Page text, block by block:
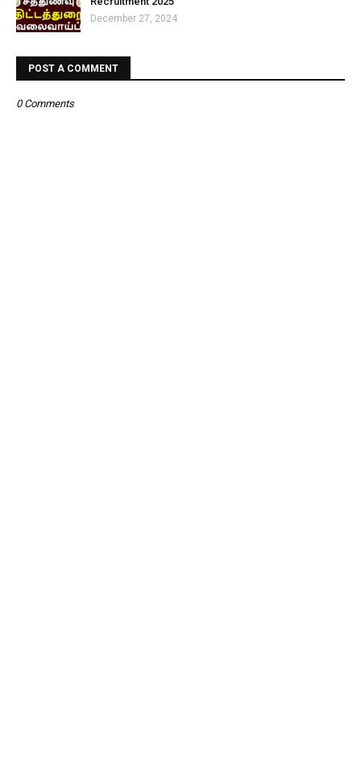
December 27, 2024
POST A COMMENT
0 Comments